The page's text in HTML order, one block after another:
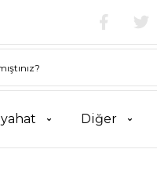
Diğer